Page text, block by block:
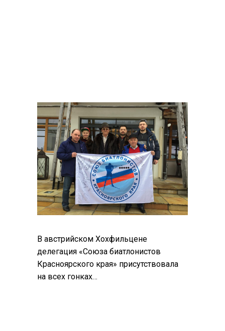
В австрийском Хохфильцене
делегация «Союза биатлонистов
Красноярского края» присутствовала
на всех гонках…